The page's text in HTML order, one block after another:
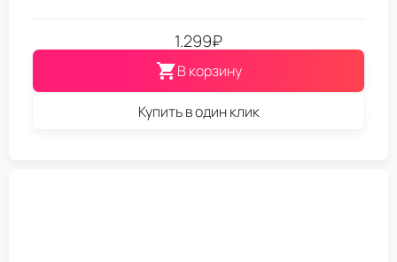
1.299₽
В корзину
Купить в один клик